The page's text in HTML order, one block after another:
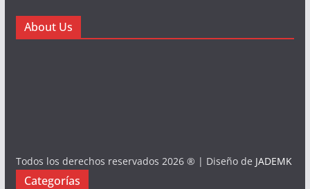
About Us
Todos los derechos reservados 2026 ® | Diseño de JADEMK
Categorías